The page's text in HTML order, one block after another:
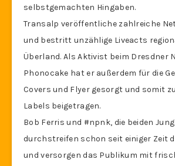
selbstgemachten Hingaben.
Transalp veröffentliche zahlreiche
und bestritt unzählige Liveacts
Überland. Als Aktivist beim Dresdner
Phonocake hat er außerdem für die
Covers und Flyer gesorgt und somit
Labels beigetragen.
Bob Ferris und #npnk, die beiden
durchstreifen schon seit einiger Zeit
und versorgen das Publikum mit